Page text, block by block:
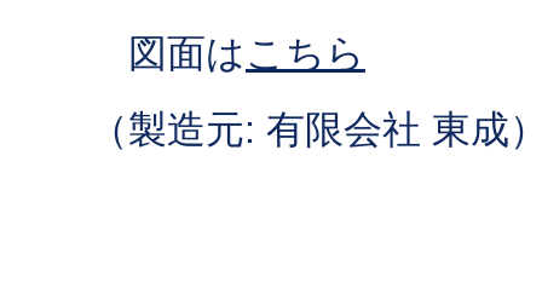
図面はこちら
（製造元: 有限会社 東成